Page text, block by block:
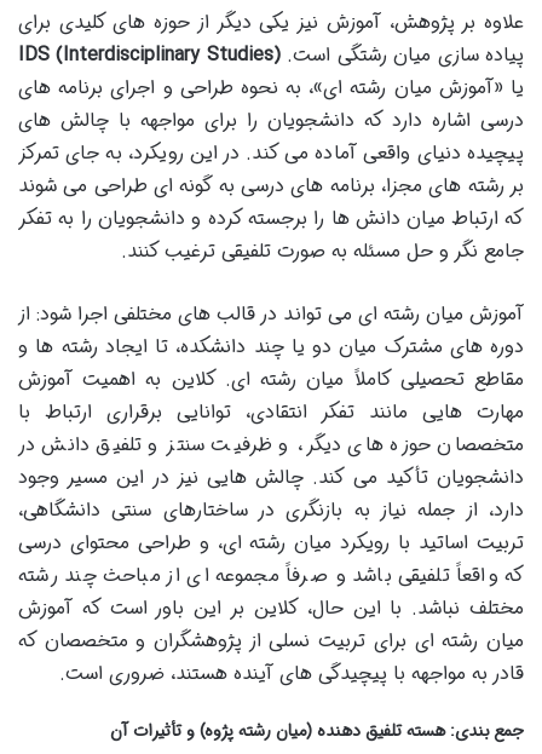
علاوه بر پژوهش، آموزش نیز یکی دیگر از حوزه های کلیدی برای
پیاده سازی میان رشتگی است.IDS (Interdisciplinary Studies)
یا «آموزش میان رشته ای»، به نحوه طراحی و اجرای برنامه های
درسی اشاره دارد که دانشجویان را برای مواجهه با چالش های
پیچیده دنیای واقعی آماده می کند. در این رویکرد، به جای تمرکز
بر رشته های مجزا، برنامه های درسی به گونه ای طراحی می شوند
که ارتباط میان دانش ها را برجسته کرده و دانشجویان را به تفکر
جامع نگر و حل مسئله به صورت تلفیقی ترغیب کنند.
آموزش میان رشته ای می تواند در قالب های مختلفی اجرا شود: از
دوره های مشترک میان دو یا چند دانشکده، تا ایجاد رشته ها و
مقاطع تحصیلی کاملاً میان رشته ای. کلاین به اهمیت آموزش
مهارت هایی مانند تفکر انتقادی، توانایی برقراری ارتباط با
متخصصان حوزه های دیگر، و ظرفیت سنتز و تلفیق دانش در
دانشجویان تأکید می کند. چالش هایی نیز در این مسیر وجود
دارد، از جمله نیاز به بازنگری در ساختارهای سنتی دانشگاهی،
تربیت اساتید با رویکرد میان رشته ای، و طراحی محتوای درسی
که واقعاً تلفیقی باشد و صرفاً مجموعه ای از مباحث چند رشته
مختلف نباشد. با این حال، کلاین بر این باور است که آموزش
میان رشته ای برای تربیت نسلی از پژوهشگران و متخصصان که
قادر به مواجهه با پیچیدگی های آینده هستند، ضروری است.
جمع بندی: هسته تلفیق دهنده (میان رشته پژوه) و تأثیرات آن